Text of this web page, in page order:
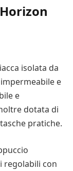
isolata da
e
e
dotata di
pratiche.
regolabili con